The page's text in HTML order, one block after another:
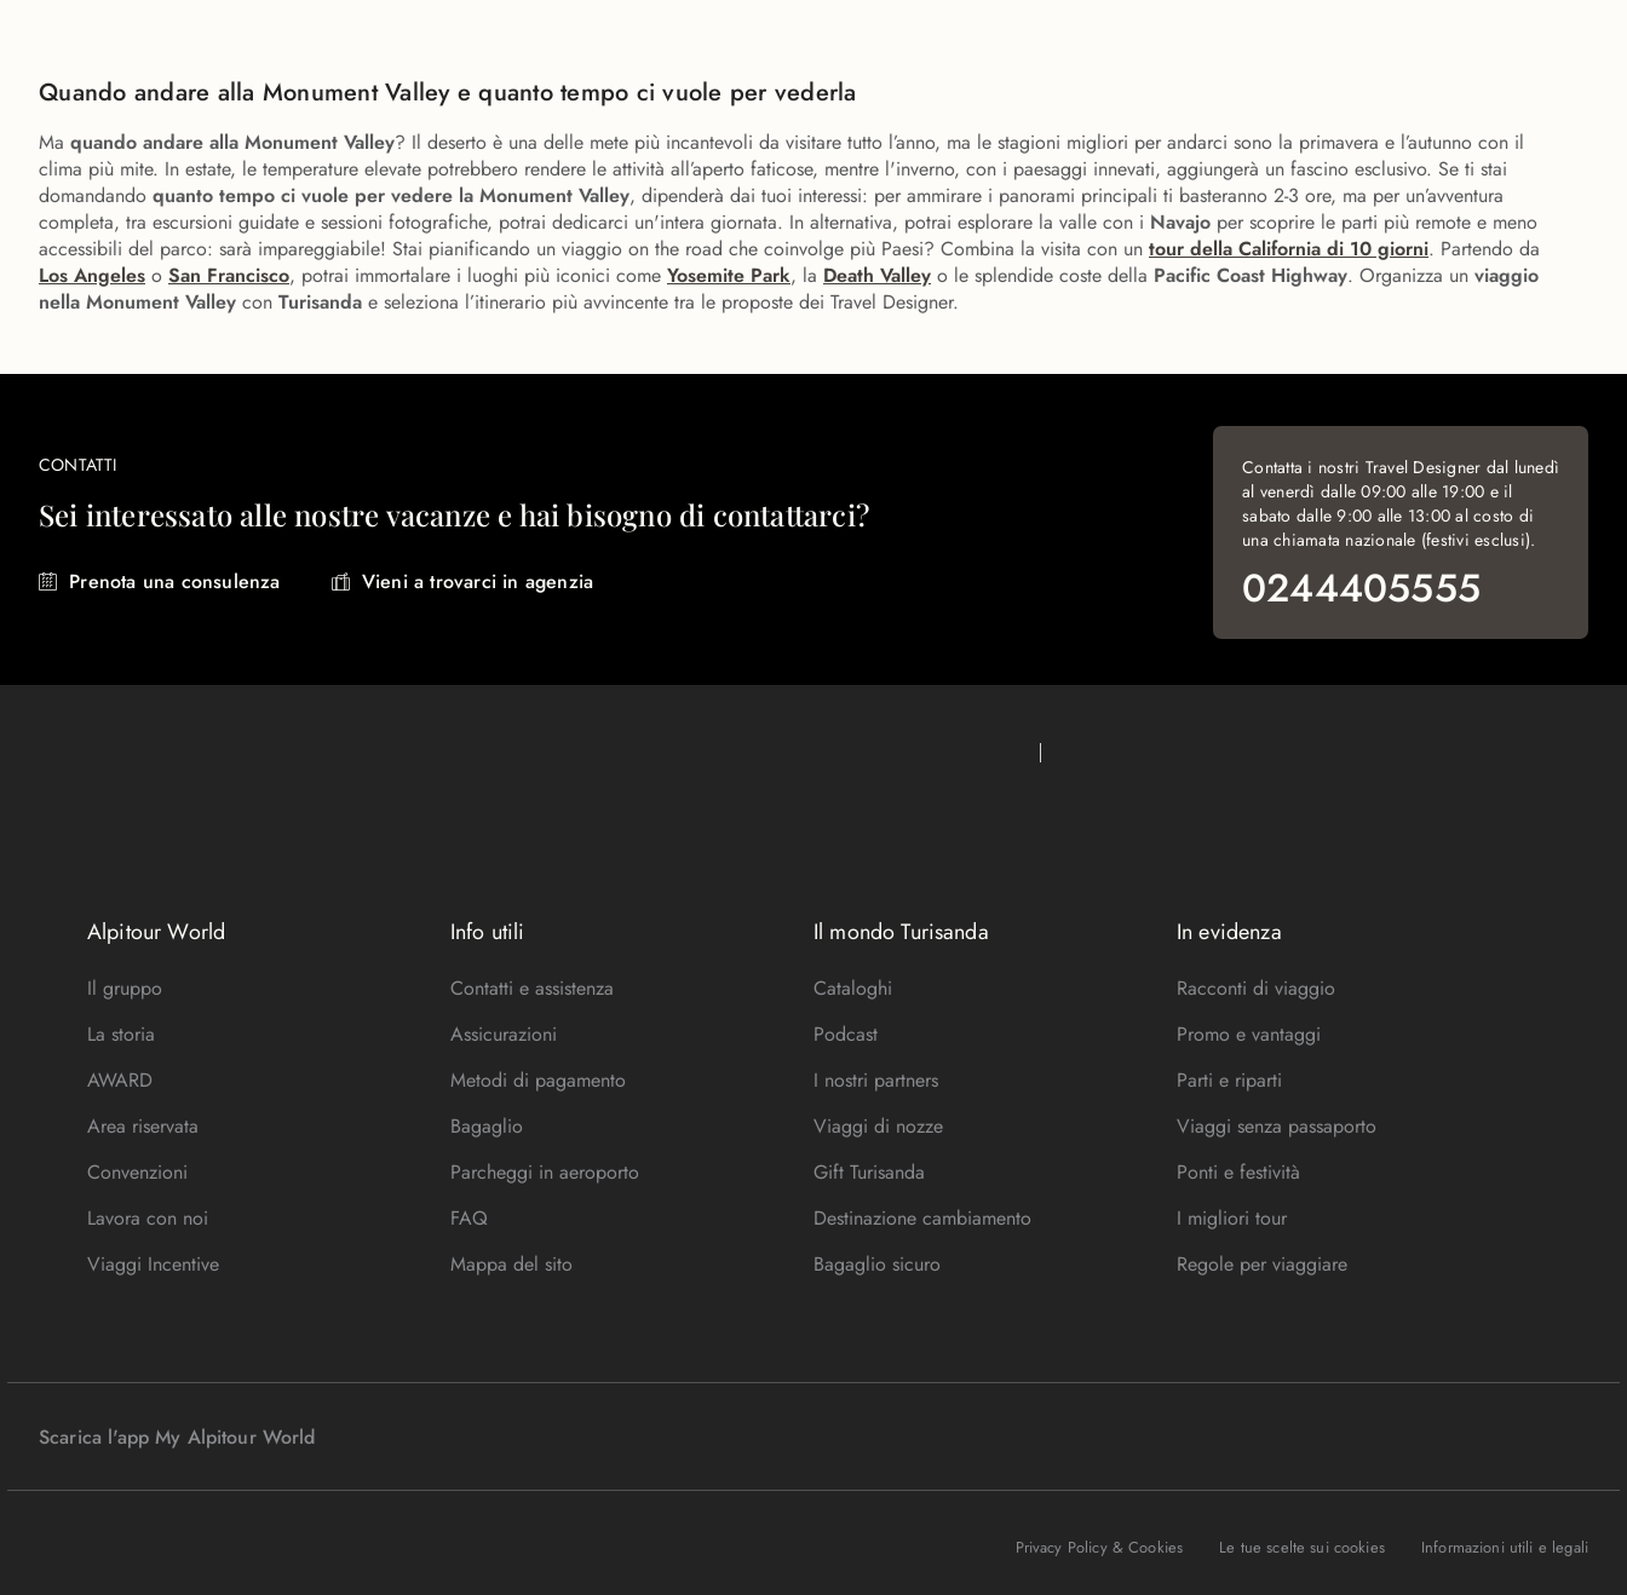
Quando andare alla Monument Valley e quanto tempo ci vuole per vederla
Ma quando andare alla Monument Valley? Il deserto è una delle mete più incantevoli da visitare tutto l’anno, ma le stagioni migliori per andarci sono la primavera e l’autunno con il
clima più mite. In estate, le temperature elevate potrebbero rendere le attività all’aperto faticose, mentre l'inverno, con i paesaggi innevati, aggiungerà un fascino esclusivo. Se ti stai
domandando quanto tempo ci vuole per vedere la Monument Valley, dipenderà dai tuoi interessi: per ammirare i panorami principali ti basteranno 2-3 ore, ma per un’avventura
completa, tra escursioni guidate e sessioni fotografiche, potrai dedicarci un'intera giornata. In alternativa, potrai esplorare la valle con i Navajo per scoprire le parti più remote e meno
accessibili del parco: sarà impareggiabile! Stai pianificando un viaggio on the road che coinvolge più Paesi? Combina la visita con un tour della California di 10 giorni. Partendo da
Los Angeles o San Francisco, potrai immortalare i luoghi più iconici come Yosemite Park, la Death Valley o le splendide coste della Pacific Coast Highway. Organizza un viaggio
nella Monument Valley con Turisanda e seleziona l’itinerario più avvincente tra le proposte dei Travel Designer.
CONTATTI
Sei interessato alle nostre vacanze e hai bisogno di contattarci?
Prenota una consulenza Vieni a trovarci in agenzia
Contatta i nostri Travel Designer dal lunedì
al venerdì dalle 09:00 alle 19:00 e il
sabato dalle 9:00 alle 13:00 al costo di
una chiamata nazionale (festivi esclusi).
0244405555
Alpitour World
Il gruppo
La storia
AWARD
Area riservata
Convenzioni
Lavora con noi
Viaggi Incentive
Info utili
Contatti e assistenza
Assicurazioni
Metodi di pagamento
Bagaglio
Parcheggi in aeroporto
FAQ
Mappa del sito
Il mondo Turisanda
Cataloghi
Podcast
I nostri partners
Viaggi di nozze
Gift Turisanda
Destinazione cambiamento
Bagaglio sicuro
In evidenza
Racconti di viaggio
Promo e vantaggi
Parti e riparti
Viaggi senza passaporto
Ponti e festività
I migliori tour
Regole per viaggiare
Scarica l'app My Alpitour World
Privacy Policy & Cookies Le tue scelte sui cookies Informazioni utili e legali